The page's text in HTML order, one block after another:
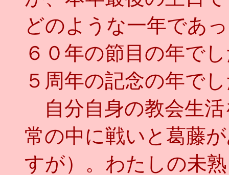
どのような一年であ
６０年の節目の年で
５周年の記念の年で
自分自身の教会生
常の中に戦いと葛藤
すが）。わたしの未